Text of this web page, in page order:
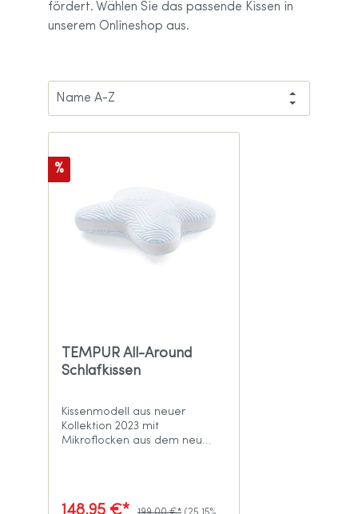
fördert. Wählen Sie das passende Kissen in
unserem Onlineshop aus.
%
TEMPUR All-Around
Schlafkissen
Kissenmodell aus neuer
Kollektion 2023 mit
Mikroflocken aus dem neu